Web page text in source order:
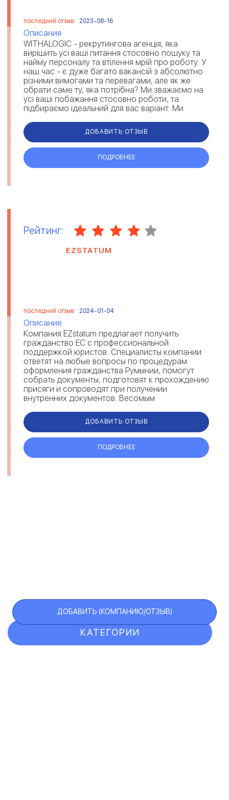
последний отзыв: 2023-08-16
Описание
WITHALOGIC - рекрутингова агенція, яка
вирішить усі ваші питання стосовно пошуку та
найму персоналу та втілення мрій про роботу. У
наш час - є дуже багато вакансій з абсолютно
різними вимогами та перевагами, але як же
обрати саме ту, яка потрібна? Ми зважаємо на
усі ваші побажання стосовно роботи, та
підбираємо ідеальний для вас варіант. Ми
вважаємо, що дійсно м...
ДОБАВИТЬ ОТЗЫВ
ПОДРОБНЕЕ
Рейтинг:
EZSTATUM
последний отзыв: 2024-01-04
Описание
Компания EZstatum предлагает получить
гражданство ЕС с профессиональной
поддержкой юристов. Специалисты компании
ответят на любые вопросы по процедурам
оформления гражданства Румынии, помогут
собрать документы, подготовят к прохождению
присяги и сопроводят при получении
внутренних документов. Весомым
максимально короткие сроки. Каждый...
ДОБАВИТЬ ОТЗЫВ
ПОДРОБНЕЕ
КАТЕГОРИИ
ДОБАВИТЬ (КОМПАНИЮ/ОТЗЫВ)